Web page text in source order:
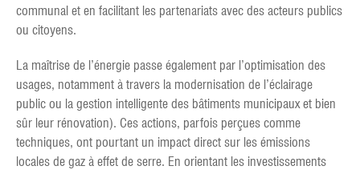
communal et en facilitant les partenariats avec des acteurs publics
ou citoyens.
La maîtrise de l’énergie passe également par l’optimisation des
usages, notamment à travers la modernisation de l’éclairage
public ou la gestion intelligente des bâtiments municipaux et bien
sûr leur rénovation). Ces actions, parfois perçues comme
techniques, ont pourtant un impact direct sur les émissions
locales de gaz à effet de serre. En orientant les investissements